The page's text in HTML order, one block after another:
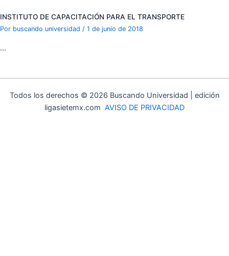
INSTITUTO DE CAPACITACIÓN PARA EL TRANSPORTE
Por buscando universidad / 1 de junio de 2018
…
Todos los derechos © 2026 Buscando Universidad | edición
ligasietemx.com AVISO DE PRIVACIDAD